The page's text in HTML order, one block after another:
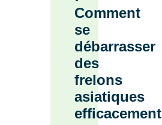
Comment
se
débarrasser
des
frelons
asiatiques
efficacement